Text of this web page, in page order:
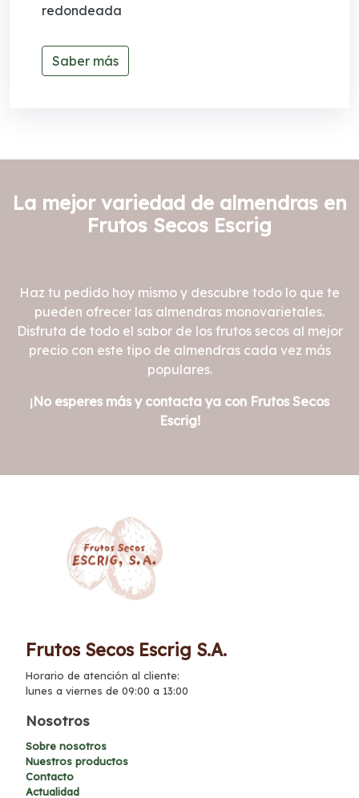
redondeada
Saber más
La mejor variedad de almendras en
Frutos Secos Escrig
Haz tu pedido hoy mismo y descubre todo lo que te
pueden ofrecer las almendras monovarietales.
Disfruta de todo el sabor de los frutos secos al mejor
precio con este tipo de almendras cada vez más
populares.
¡No esperes más y contacta ya con Frutos Secos
Escrig!
Frutos Secos Escrig S.A.
Horario de atención al cliente:
lunes a viernes de 09:00 a 13:00
Nosotros
Sobre nosotros
Nuestros productos
Contacto
Actualidad